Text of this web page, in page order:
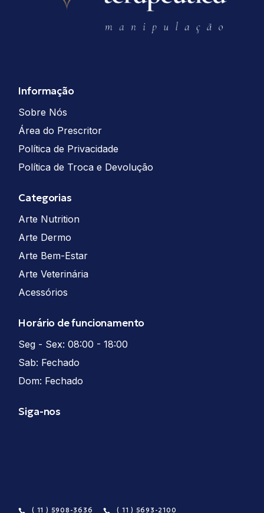
Informação
Sobre Nós
Área do Prescritor
Política de Privacidade
Política de Troca e Devolução
Categorias
Arte Nutrition
Arte Dermo
Arte Bem-Estar
Arte Veterinária
Acessórios
Horário de funcionamento
Seg - Sex: 08:00 - 18:00
Sab: Fechado
Dom: Fechado
Siga-nos
( 11 ) 5908-3636 ( 11 ) 5693-2100